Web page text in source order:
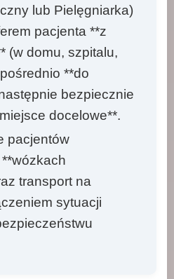
lub Pielęgniarka)
pacjenta **z
(w domu, szpitalu,
**do
bezpiecznie
docelowe**.
pacjentów
transport na
sytuacji